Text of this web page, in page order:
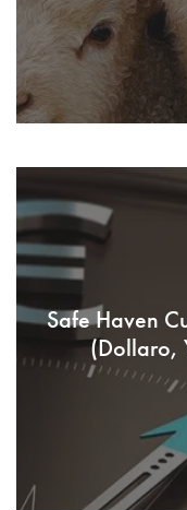
Safe Haven
(Dollaro,